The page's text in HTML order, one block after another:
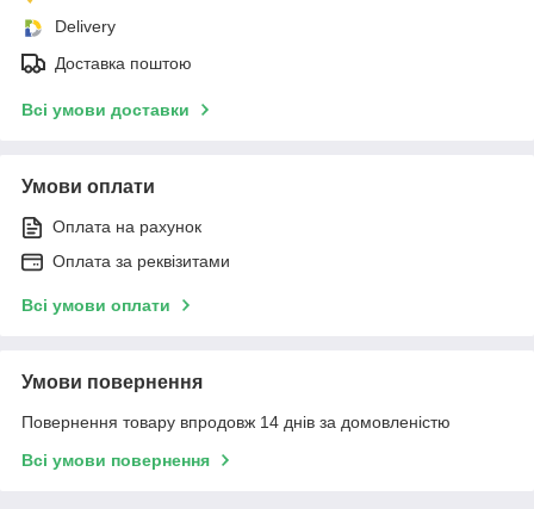
Delivery
Доставка поштою
Всі умови доставки
Умови оплати
Оплата на рахунок
Оплата за реквізитами
Всі умови оплати
Умови повернення
Повернення товару впродовж 14 днів за домовленістю
Всі умови повернення